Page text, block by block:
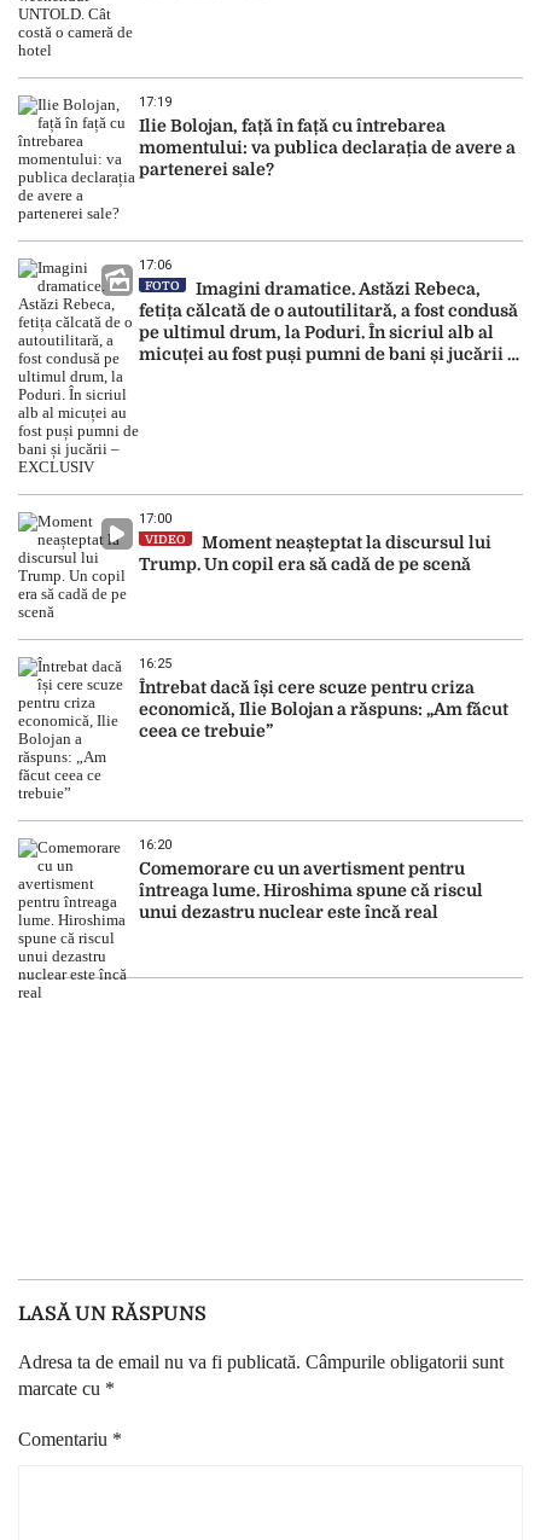
17:19
Ilie Bolojan, față în față cu întrebarea
momentului: va publica declarația de avere a
partenerei sale?
17:06
FOTO
Imagini dramatice. Astăzi Rebeca,
fetița călcată de o autoutilitară, a fost condusă
pe ultimul drum, la Poduri. În sicriul alb al
micuței au fost puși pumni de bani și jucării –
17:00
VIDEO
Moment neașteptat la discursul lui
Trump. Un copil era să cadă de pe scenă
16:25
Întrebat dacă își cere scuze pentru criza
economică, Ilie Bolojan a răspuns: „Am făcut
ceea ce trebuie”
16:20
Comemorare cu un avertisment pentru
întreaga lume. Hiroshima spune că riscul
unui dezastru nuclear este încă real
LASĂ UN RĂSPUNS
Adresa ta de email nu va fi publicată. Câmpurile obligatorii sunt
marcate cu *
Comentariu *